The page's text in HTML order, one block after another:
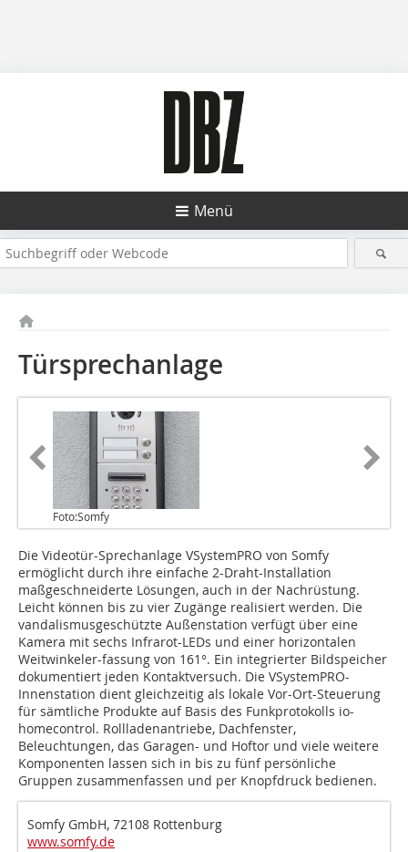
Menü
Türsprechanlage
Foto:Somfy
Die Videotür-Sprechanlage VSystemPRO von Somfy
ermöglicht durch ihre einfache 2-Draht-Installation
maßgeschneiderte Lösungen, auch in der Nachrüstung.
Leicht können bis zu vier Zugänge realisiert werden. Die
vandalismusgeschützte Außenstation verfügt über eine
Kamera mit sechs Infrarot-LEDs und einer horizontalen
Weitwinkeler-fassung von 161°. Ein integrierter Bildspeicher
dokumentiert jeden Kontaktversuch. Die VSystemPRO-
Innenstation dient gleichzeitig als lokale Vor-Ort-Steuerung
für sämtliche Produkte auf Basis des Funkprotokolls io-
homecontrol. Rollladenantriebe, Dachfenster,
Beleuchtungen, das Garagen- und Hoftor und viele weitere
Komponenten lassen sich in bis zu fünf persönliche
Gruppen zusammenfassen und per Knopfdruck bedienen.
Somfy GmbH, 72108 Rottenburg
www.somfy.de